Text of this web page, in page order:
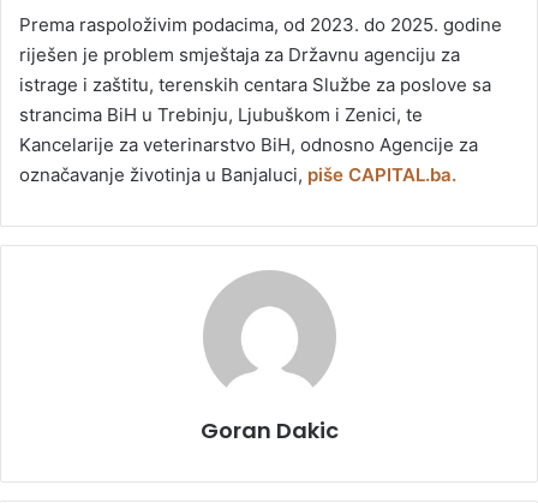
Prema raspoloživim podacima, od 2023. do 2025. godine
riješen je problem smještaja za Državnu agenciju za
istrage i zaštitu, terenskih centara Službe za poslove sa
strancima BiH u Trebinju, Ljubuškom i Zenici, te
Kancelarije za veterinarstvo BiH, odnosno Agencije za
označavanje životinja u Banjaluci, piše CAPITAL.ba.
Goran Dakic